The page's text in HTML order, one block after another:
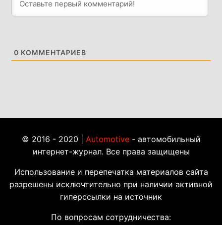
0 КОММЕНТАРИЕВ
© 2016 - 2020 | Automotive- автомобильный
интернет-журнал. Все права защищены
Использование и перепечатка материалов сайта
разрешены исключтительно при наличии активной
гиперссылки на источник
По вопросам сотрудничества: